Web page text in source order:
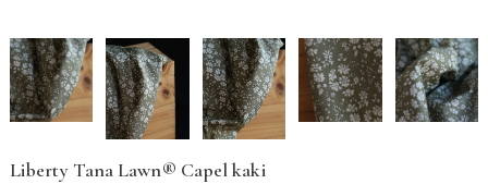
Liberty Tana Lawn® Capel kaki